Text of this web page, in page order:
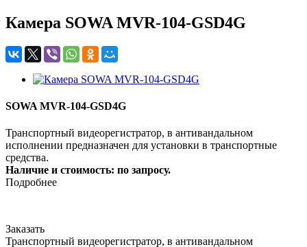
Камера SOWA MVR-104-GSD4G
SOWA MVR-104-GSD4G
Транспортный видеорегистратор, в антивандальном
исполнении предназначен для установки в транспортные
средства.
Наличие и стоимость: по запросу.
Подробнее
Заказать
Транспортный видеорегистратор, в антивандальном